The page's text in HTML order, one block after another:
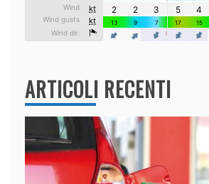
ARTICOLI RECENTI